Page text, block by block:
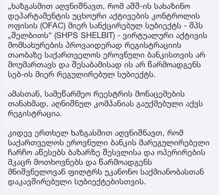
„ხაზგასმით აღვნიშნავთ, რომ აშშ-ის სახაზინო
დეპარტამენტის უცხოური აქტივების კონტროლის
ოფისის (OFAC) მიერ სანქცირებულ სუბიექტს - შპს
„შელბითს“ (SHPS SHELBIT) - ვირტუალური აქტივის
მომსახურების პროვაიდერად რეგისტრაციის
თაობაზე საქართველოს ეროვნული ბანკისთვის არ
მოუმართავს და შესაბამისად ის არ წარმოადგენს
სებ-ის მიერ რეგულირებულ სუბიექტს.
ამასთან, სამეწარმეო რეესტრის მონაცემების
თანახმად, აღნიშნულ კომპანიას გაუქმებული აქვს
რეგისტრაცია.
კიდევ ერთხელ ხაზგასმით აღვნიშნავთ, რომ
საქართველოს ეროვნული ბანკის მარეგულირებელი
ჩარჩო აწესებს ბაზარზე შესვლისა და ოპერირების
მკაცრ მოთხოვნებს და წარმოადგენს
მნიშვნელოვან ფილტრს უკანონო საქმიანობასთან
დაკავშირებული სუბიექტებისთვის.